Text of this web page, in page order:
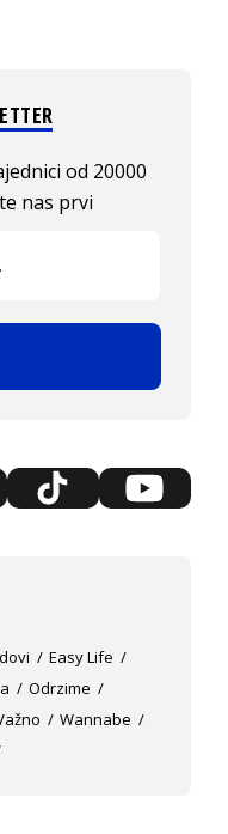
od 20000
nas prvi
Easy Life
Odrzime
Wannabe